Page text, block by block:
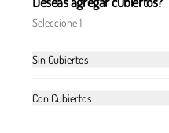
Tortellini Toscana
Seleccione 1
Sin Cubiertos
Con Cubiertos